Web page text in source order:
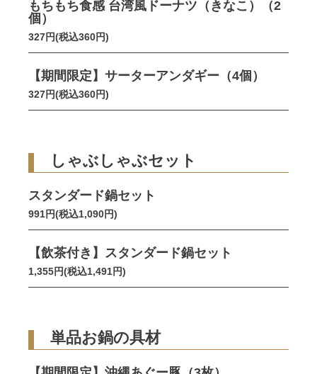
もちもち食感 台湾風ドーナツ（きなこ）（2
個）
327円(税込360円)
【期間限定】サーターアンダギー（4個）
327円(税込360円)
しゃぶしゃぶセット
スタンダード鍋セット
991円(税込1,090円)
【飲茶付き】スタンダード鍋セット
1,355円(税込1,491円)
単品お鍋の具材